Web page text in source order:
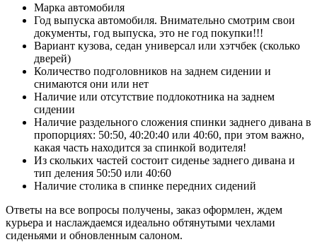
Марка автомобиля
Год выпуска автомобиля. Внимательно смотрим свои
документы, год выпуска, это не год покупки!!!
Вариант кузова, седан универсал или хэтчбек (сколько
дверей)
Количество подголовников на заднем сидении и
снимаются они или нет
Наличие или отсутствие подлокотника на заднем
сидении
Наличие раздельного сложения спинки заднего дивана в
пропорциях: 50:50, 40:20:40 или 40:60, при этом важно,
какая часть находится за спинкой водителя!
Из скольких частей состоит сиденье заднего дивана и
тип деления 50:50 или 40:60
Наличие столика в спинке передних сидений
Ответы на все вопросы получены, заказ оформлен, ждем
курьера и наслаждаемся идеально обтянутыми чехлами
сиденьями и обновленным салоном.